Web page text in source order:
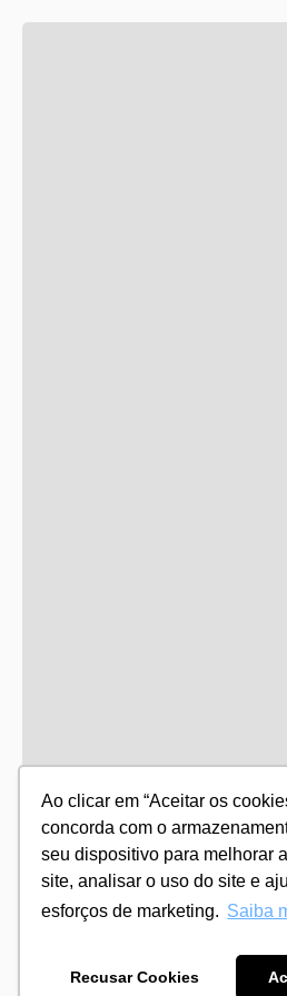
Ao clicar em “Aceitar os
concorda com o
seu dispositivo para melhorar
site, analisar o uso do site e
esforços de marketing. Saiba
Recusar Cookies